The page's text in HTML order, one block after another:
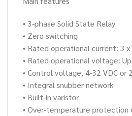
• 3-phase Solid State Relay
• Zero switching
• Rated operational current: 3 x
• Rated operational voltage:
• Control voltage, 4-32 VDC or
• Integral snubber network
• Built-in varistor
• Over-temperature protection